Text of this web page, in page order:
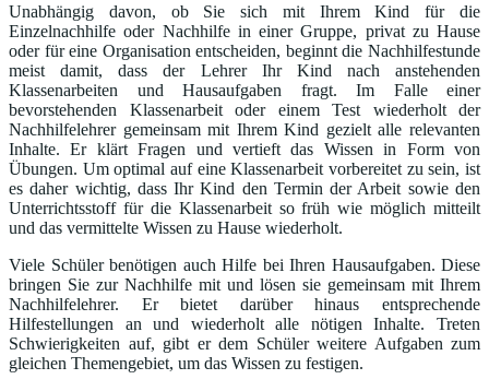
Unabhängig davon, ob Sie sich mit Ihrem Kind für die
Einzelnachhilfe oder Nachhilfe in einer Gruppe, privat zu Hause
oder für eine Organisation entscheiden, beginnt die Nachhilfestunde
meist damit, dass der Lehrer Ihr Kind nach anstehenden
Klassenarbeiten und Hausaufgaben fragt. Im Falle einer
bevorstehenden Klassenarbeit oder einem Test wiederholt der
Nachhilfelehrer gemeinsam mit Ihrem Kind gezielt alle relevanten
Inhalte. Er klärt Fragen und vertieft das Wissen in Form von
Übungen. Um optimal auf eine Klassenarbeit vorbereitet zu sein, ist
es daher wichtig, dass Ihr Kind den Termin der Arbeit sowie den
Unterrichtsstoff für die Klassenarbeit so früh wie möglich mitteilt
und das vermittelte Wissen zu Hause wiederholt.
Viele Schüler benötigen auch Hilfe bei Ihren Hausaufgaben. Diese
bringen Sie zur Nachhilfe mit und lösen sie gemeinsam mit Ihrem
Nachhilfelehrer. Er bietet darüber hinaus entsprechende
Hilfestellungen an und wiederholt alle nötigen Inhalte. Treten
Schwierigkeiten auf, gibt er dem Schüler weitere Aufgaben zum
gleichen Themengebiet, um das Wissen zu festigen.